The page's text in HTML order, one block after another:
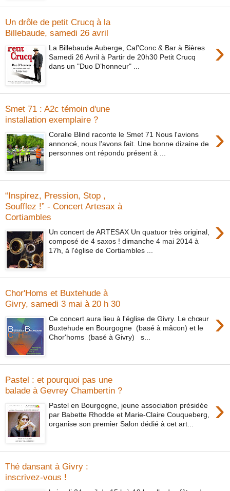
Un drôle de petit Crucq à la
Billebaude, samedi 26 avril
›
La Billebaude Auberge, Caf’Conc & Bar à Bières
Samedi 26 Avril à Partir de 20h30 Petit Crucq
dans un "Duo D’honneur" ...
Smet 71 : A2c témoin d'une
installation exemplaire ?
›
Coralie Blind raconte le Smet 71 Nous l'avions
annoncé, nous l'avons fait. Une bonne dizaine de
personnes ont répondu présent à ...
“Inspirez, Pression, Stop ,
Soufflez !” - Concert Artesax à
Cortiambles
›
Un concert de ARTESAX Un quatuor très original,
composé de 4 saxos ! dimanche 4 mai 2014 à
17h, à l'église de Cortiambles ...
Chor'Homs et Buxtehude à
Givry, samedi 3 mai à 20 h 30
›
Ce concert aura lieu à l'église de Givry. Le chœur
Buxtehude en Bourgogne (basé à mâcon) et le
Chor'homs (basé à Givry) s...
Pastel : et pourquoi pas une
balade à Gevrey Chambertin ?
›
Pastel en Bourgogne, jeune association présidée
par Babette Rhodde et Marie-Claire Couqueberg,
organise son premier Salon dédié à cet art...
Thé dansant à Givry :
inscrivez-vous !